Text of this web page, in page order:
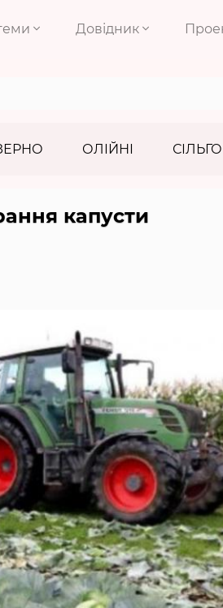
Довідник
ОЛІЙНІ
капусти